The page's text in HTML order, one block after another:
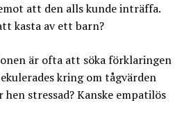
att den alls kunde inträffa.
kasta av ett barn?
är ofta att söka förklaringen
kring om tågvärden
stressad? Kanske empatilös